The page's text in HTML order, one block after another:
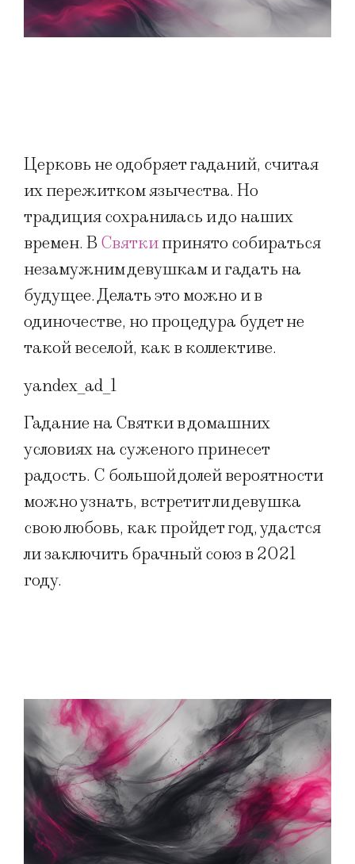
Церковь не одобряет гаданий, считая
их пережитком язычества. Но
традиция сохранилась и до наших
времен. В Святкипринято собираться
незамужним девушкам и гадать на
будущее. Делать это можно и в
одиночестве, но процедура будет не
такой веселой, как в коллективе.
yandex_ad_1
Гадание на Святки в домашних
условиях на суженого принесет
радость. С большой долей вероятности
можно узнать, встретит ли девушка
свою любовь, как пройдет год, удастся
ли заключить брачный союз в 2021
году.